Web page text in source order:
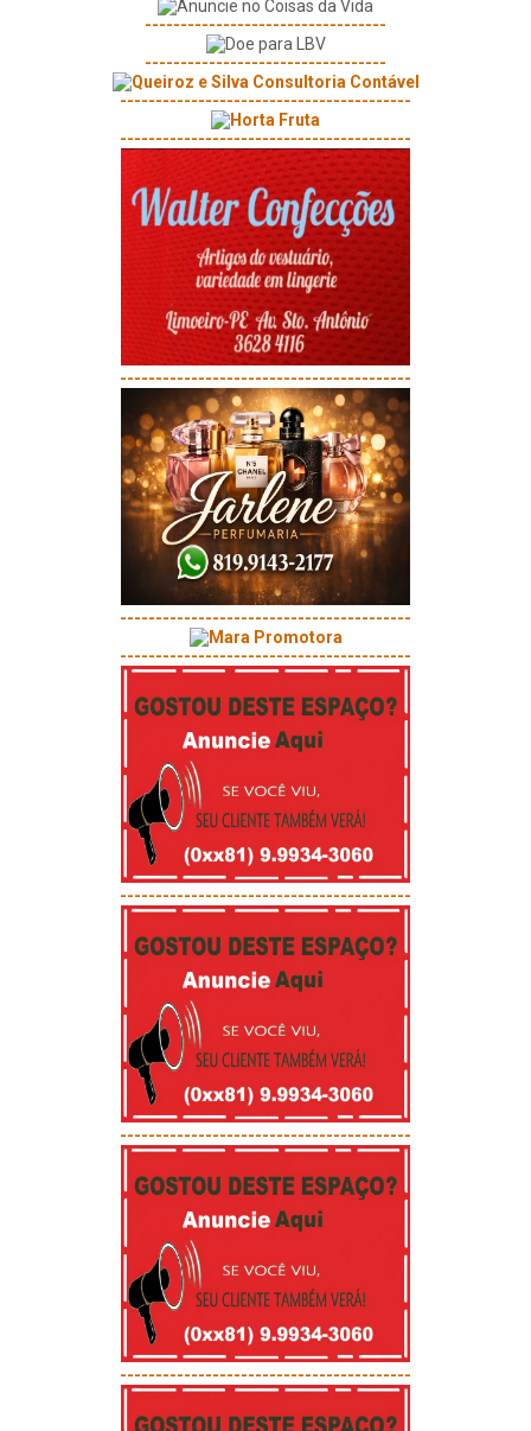
----------------------------------
----------------------------------
-----------------------------------------
-----------------------------------------
-----------------------------------------
-----------------------------------------
-----------------------------------------
-----------------------------------------
-----------------------------------------
-----------------------------------------